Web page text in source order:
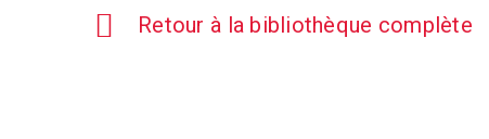
Retour à la bibliothèque complète